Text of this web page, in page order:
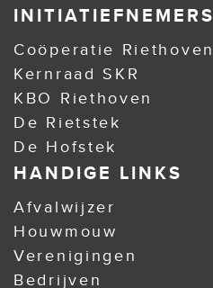
INITIATIEFNEMERS
Coöperatie Riethoven
Kernraad SKR
KBO Riethoven
De Rietstek
De Hofstek
HANDIGE LINKS
Afvalwijzer
Houwmouw
Verenigingen
Bedrijven